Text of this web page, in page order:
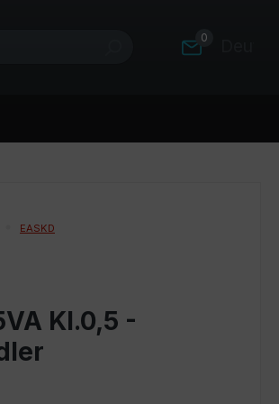
0
EASKD
Kl.0,5 -